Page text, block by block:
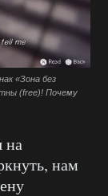
«Зона без
(free)! Почему
на
нам